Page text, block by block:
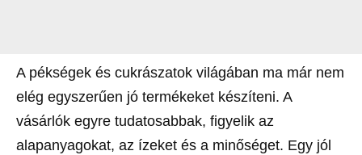
A pékségek és cukrászatok világában ma már nem
elég egyszerűen jó termékeket készíteni. A
vásárlók egyre tudatosabbak, figyelik az
alapanyagokat, az ízeket és a minőséget. Egy jól